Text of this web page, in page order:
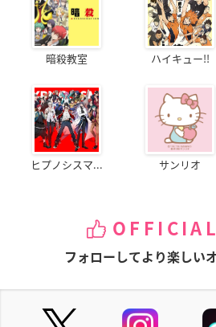
暗殺教室 ハイキュー!!
ヒプノシスマ... サンリオ
フォローしてより楽しい